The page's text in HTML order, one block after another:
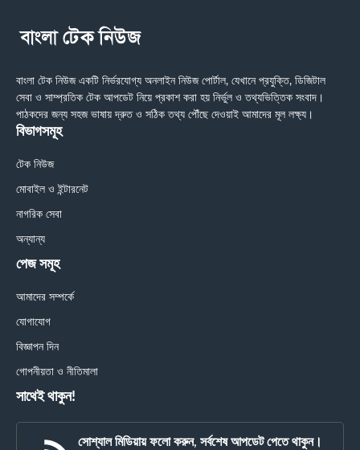
বাংলা টেক নিউজ একটি নির্ভরযোগ্য অনলাইন নিউজ পোর্টাল, যেখানে প্রযুক্তি, ডিজিটাল
সেবা ও সাম্প্রতিক টেক আপডেট নিয়ে প্রকাশ করা হয় নির্ভুল ও তথ্যভিত্তিক সংবাদ।
পাঠকদের জন্য সহজ ভাষায় দ্রুত ও সঠিক তথ্য পৌঁছে দেওয়াই আমাদের মূল লক্ষ্য।
বিভাগসমূহ
টেক নিউজ
মোবাইল ও ইন্টারনেট
নাগরিক সেবা
অন্যান্য
পেজ সমূহ
আমাদের সম্পর্কে
যোগাযোগ
বিজ্ঞাপন দিন
গোপনীয়তা ও নীতিমালা
সাথেই থাকুন!
সোশ্যাল মিডিয়ায় ফলো করুন, সর্বশেষ আপডেট পেতে থাকুন।